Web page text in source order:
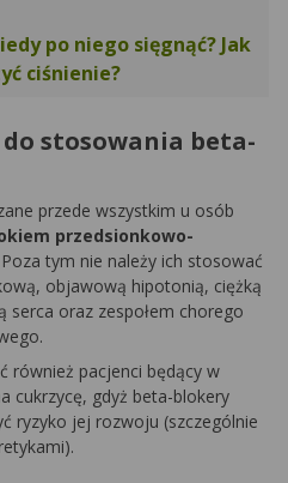
po niego sięgnąć? Jak
ciśnienie?
stosowania beta-
przede wszystkim u osób
przedsionkowo-
Poza tym nie należy ich stosować
objawową hipotonią, ciężką
serca oraz zespołem chorego
również pacjenci będący w
cukrzycę, gdyż beta-blokery
ryzyko jej rozwoju (szczególnie